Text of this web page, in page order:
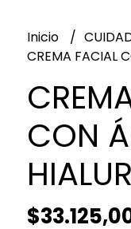
Inicio
CREMA FACIAL
CON